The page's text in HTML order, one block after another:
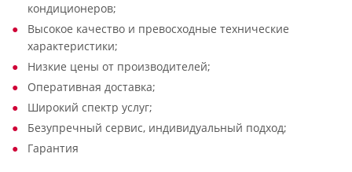
кондиционеров;
Высокое качество и превосходные технические
характеристики;
Низкие цены от производителей;
Оперативная доставка;
Широкий спектр услуг;
Безупречный сервис, индивидуальный подход;
Гарантия